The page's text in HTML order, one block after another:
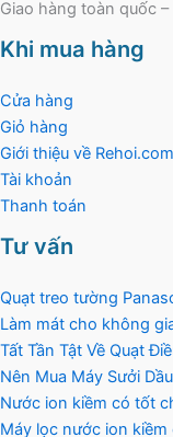
Giao hàng toàn quốc
Khi mua hàng
Cửa hàng
Giỏ hàng
Giới thiệu về Rehoi.com
Tài khoản
Thanh toán
Tư vấn
Quạt treo tường
Làm mát cho không
Tất Tần Tật Về Quạt
Nên Mua Máy Sưởi
Nước ion kiềm có tốt
Máy lọc nước ion